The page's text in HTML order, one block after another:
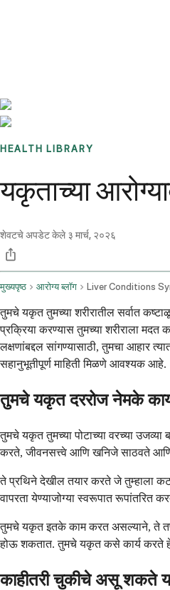
HEALTH LIBRARY
यकृताच्या
शेवटचे अपडेट केले ३ मार्च, २०२६
मुख्यपृष्ठ आरोग्य ब्लॉग Liver Conditions
तुमचे यकृत तुमच्या शरीरातील सर्वात
प्रक्रिया करण्यास तुमच्या शरीराला मदत
लक्षणांबद्दल सांगण्यासाठी, तुमचा आहार
सहानुभूतीपूर्ण माहिती मिळणे आवश्यक आहे.
तुमचे यकृत दररोज नेमके
तुमचे यकृत तुमच्या पोटाच्या वरच्या उजव्या
करते, जीवनसत्त्वे आणि खनिजे साठवते
ते प्रथिने देखील तयार करते जे तुम्हाला कट
वापरता येण्याजोग्या स्वरूपात रूपांतरित
तुमचे यकृत इतके काम करत असल्याने, ते
होऊ शकतात. तुमचे यकृत कसे कार्य करते
काहीतरी चुकीचे असू शकते